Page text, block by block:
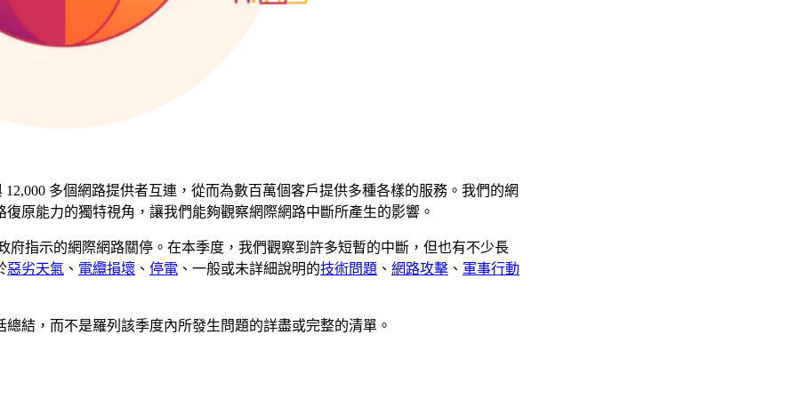
多個網路提供者互連，從而為數百萬個客戶提供多種各樣的服務。我們的網
原能力的獨特視角，讓我們能夠觀察網際網路中斷所產生的影響。
府指示的網際網路關停。在本季度，我們觀察到許多短暫的中斷，但也有不少長
惡劣天氣 、 電纜損壞 、 停電 、一般或未詳細說明的技術問題 、 網路攻擊 、 軍事行動
結，而不是羅列該季度內所發生問題的詳盡或完整的清單。